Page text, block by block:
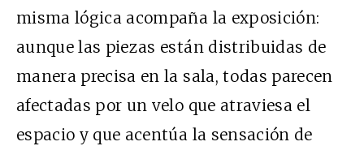
misma lógica acompaña la exposición:
aunque las piezas están distribuidas de
manera precisa en la sala, todas parecen
afectadas por un velo que atraviesa el
espacio y que acentúa la sensación de